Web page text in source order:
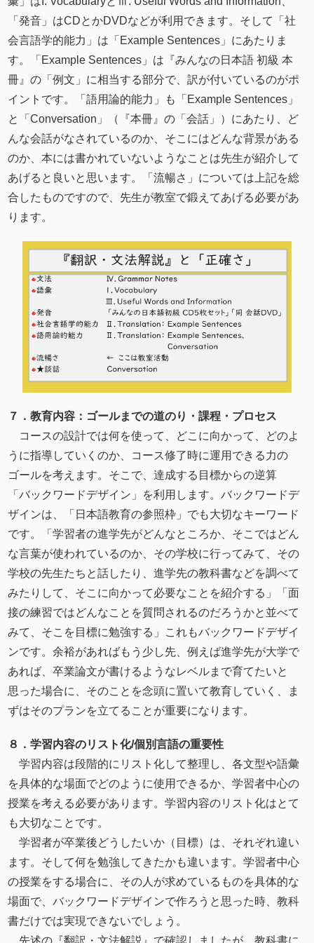
「発音」はCDとかDVDなどが利用できます。そして「社
会言語学的能力」は「Example Sentences」にあたりま
す。「Example Sentences」は『みんなの日本語 初級 本
冊』の「例文」に相当する部分で、訳が付いているのがポ
イントです。「語用論的能力」も「Example Sentences」
と「Conversation」（『本冊』の「会話」）にあたり、ど
んな会話がなされているのか、そこにはどんな背景がある
のか、本には書かれていないようなことは先生が紹介して
あげると良いと思います。「流暢さ」については上記を総
合したものですので、先生が教室で鍛えてあげる必要があ
ります。
７．教育内容：ゴールまでの道のり・課程・プロセス
コースの設計では何を使って、どこに向かって、どのよ
うに指導していくのか、コース修了時に運用できる力の
ゴールを考えます。そこで、達成する目標からの逆算
「バックワードデザイン」を利用します。バックワードデ
ザインは、「日本語教育の参照枠」でも大切なキーワード
です。「学習者の進学先がどんなところか、そこではどん
な言葉が使われているのか、その学校に行ってみて、その
学校の先生たちと話したり、進学先の教科書などを調べて
みたりして、そこに向かって必要なことを紹介する」「面
接の練習ではどんなことを質問されるのだろうかと並べて
みて、そこを目標に勉強する」これもバックワードデザイ
ンです。余裕があればもう少し先、例えば進学先が大学で
あれば、卒業論文が書けるようなレベルまで育てたいと
思った場合に、そのことを念頭に置いて教育していく、ま
ずはそのプランを立てることが重要になります。
８．学習内容のリスト化/個別⾔語の重要性
学習内容は段階的にリスト化して整理し、各文型や語彙
を具体的な場面でどのように使用できるか、学習者中心の
授業を考える必要があります。学習内容のリスト化はとて
も大切なことです。
学習者が卒業後どうしたいか（目標）は、それぞれ違い
ます。そして何を勉強してきたかも違います。学習者中心
の授業をする場合に、その人が求めているものを具体的な
場面で、バックワードデザインで作ろうと思った時、教科
書だけでは実現できないでしょう。
先述の『翻訳・文法解説』で確認しましたが、教科書に